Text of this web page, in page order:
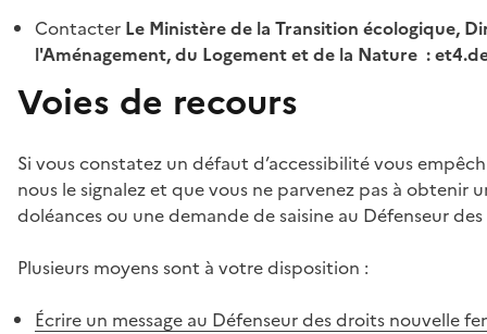
Contacter Le Ministère de la Transition écologique,
l'Aménagement, du Logement et de la Nature :
Voies de recours
Si vous constatez un défaut d’accessibilité vous
nous le signalez et que vous ne parvenez pas à
doléances ou une demande de saisine au Défenseur
Plusieurs moyens sont à votre disposition :
Écrire un message au Défenseur des droits nouvelle